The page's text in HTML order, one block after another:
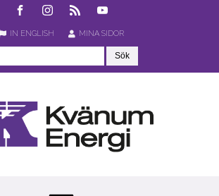
IN ENGLISH MINA SIDOR